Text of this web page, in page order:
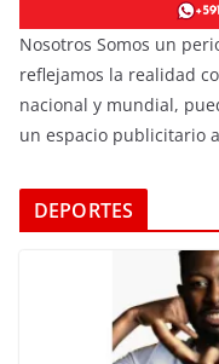
Nosotros Somos un
reflejamos la realidad
nacional y mundial,
un espacio publicitario
DEPORTES